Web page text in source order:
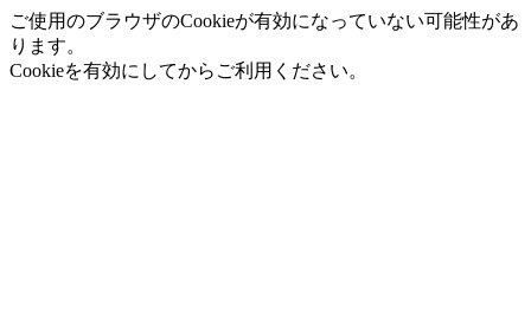
ご使用のブラウザのCookieが有効になっていない可能性があ
ります。
Cookieを有効にしてからご利用ください。